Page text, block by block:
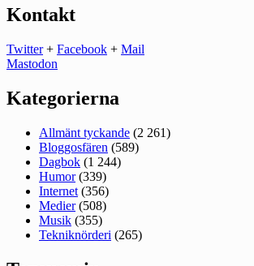
Kontakt
Twitter+ Facebook + Mail
Mastodon
Kategorierna
Allmänt tyckande (2 261)
Bloggosfären (589)
Dagbok (1 244)
Humor(339)
Internet (356)
Medier(508)
Musik (355)
Tekniknörderi (265)